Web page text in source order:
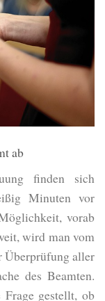
ab
finden sich
Minuten vor
vorab
wird man vom
Überprüfung aller
des Beamten.
gestellt, ob